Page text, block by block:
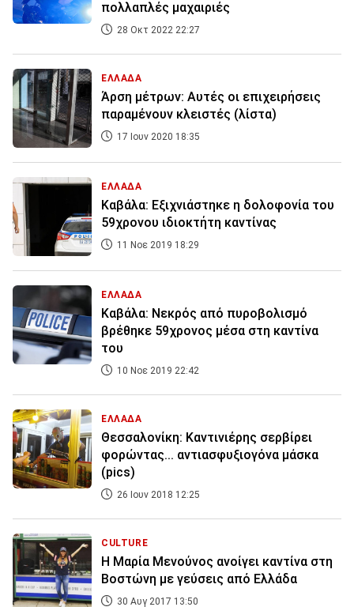
πολλαπλές μαχαιριές
28 Οκτ 2022 22:27
ΕΛΛΑΔΑ
Άρση μέτρων: Αυτές οι επιχειρήσεις
παραμένουν κλειστές (λίστα)
17 Ιουν 2020 18:35
ΕΛΛΑΔΑ
Καβάλα: Εξιχνιάστηκε η δολοφονία του
59χρονου ιδιοκτήτη καντίνας
11 Νοε 2019 18:29
ΕΛΛΑΔΑ
Καβάλα: Νεκρός από πυροβολισμό
βρέθηκε 59χρονος μέσα στη καντίνα
του
10 Νοε 2019 22:42
ΕΛΛΑΔΑ
Θεσσαλονίκη: Καντινιέρης σερβίρει
φορώντας... αντιασφυξιογόνα μάσκα
(pics)
26 Ιουν 2018 12:25
CULTURE
Η Μαρία Μενούνος ανοίγει καντίνα στη
Βοστώνη με γεύσεις από Ελλάδα
30 Αυγ 2017 13:50